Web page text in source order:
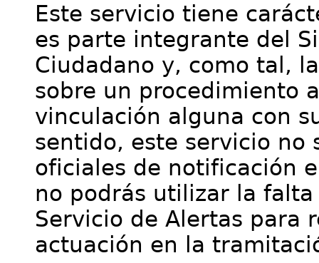
Este servicio tiene
es parte integrante del
Ciudadano y, como tal,
sobre un procedimiento
vinculación alguna con
sentido, este servicio no
oficiales de notificación
no podrás utilizar la
Servicio de Alertas para
actuación en la